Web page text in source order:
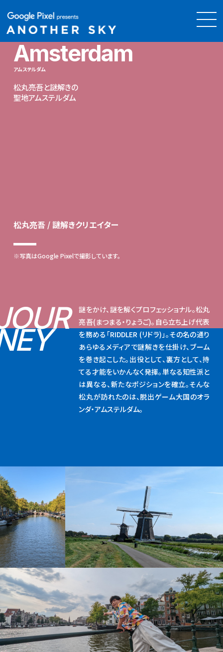
Amsterdam
アムステルダム
松丸亮吾と謎解きの
聖地アムステルダム
松丸亮吾 / 謎解きクリエイター
※写真はGoogle Pixelで撮影しています。
謎をかけ、謎を解くプロフェッショナル。松丸
亮吾(まつまる・りょうご)。自ら立ち上げ代表
を務める「RIDDLER (リドラ)」。その名の通り
あらゆるメディアで謎解きを仕掛け、ブーム
を巻き起こした。出役として、裏方として、持
てる才能をいかんなく発揮。単なる知性派と
は異なる、新たなポジションを確立。そんな
松丸が訪れたのは、脱出ゲーム大国のオラ
ンダ・アムステルダム。